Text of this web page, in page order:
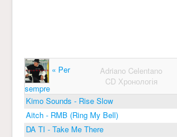
« Per
sempre
Adriano Celentano
CD Хронологія
Kimo Sounds - Rise Slow
Aitch - RMB (Ring My Bell)
DA TI - Take Me There